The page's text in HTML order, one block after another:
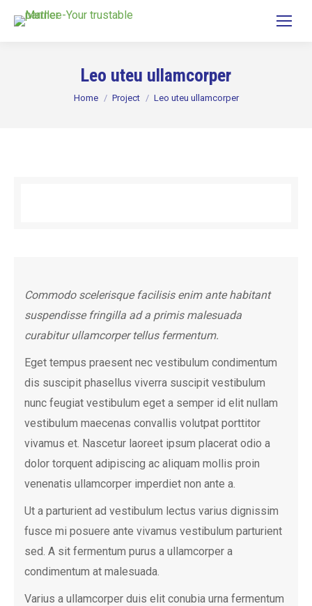
Leo uteu ullamcorper
You are here:
Home Project Leo uteu ullamcorper
Commodo scelerisque facilisis enim ante habitant
suspendisse fringilla ad a primis malesuada
curabitur ullamcorper tellus fermentum.
Eget tempus praesent nec vestibulum condimentum
dis suscipit phasellus viverra suscipit vestibulum
nunc feugiat vestibulum eget a semper id elit nullam
vestibulum maecenas convallis volutpat porttitor
vivamus et. Nascetur laoreet ipsum placerat odio a
dolor torquent adipiscing ac aliquam mollis proin
venenatis ullamcorper imperdiet non ante a.
Ut a parturient ad vestibulum lectus varius dignissim
fusce mi posuere ante vivamus vestibulum parturient
sed. A sit fermentum purus a ullamcorper a
condimentum at malesuada.
Varius a ullamcorper duis elit conubia urna fermentum